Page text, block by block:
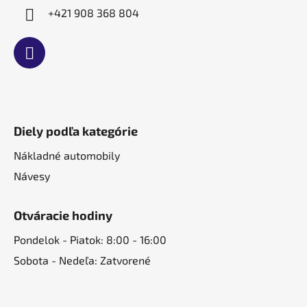
+421 908 368 804
Diely podľa kategórie
Nákladné automobily
Návesy
Otváracie hodiny
Pondelok - Piatok: 8:00 - 16:00
Sobota - Nedeľa: Zatvorené